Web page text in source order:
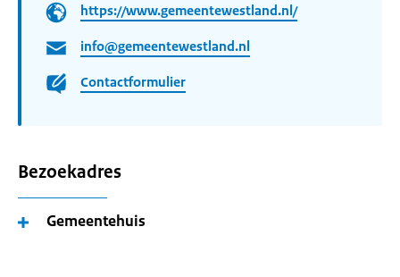
https://www.gemeentewestland.nl/
info@gemeentewestland.nl
Contactformulier
Bezoekadres
Gemeentehuis